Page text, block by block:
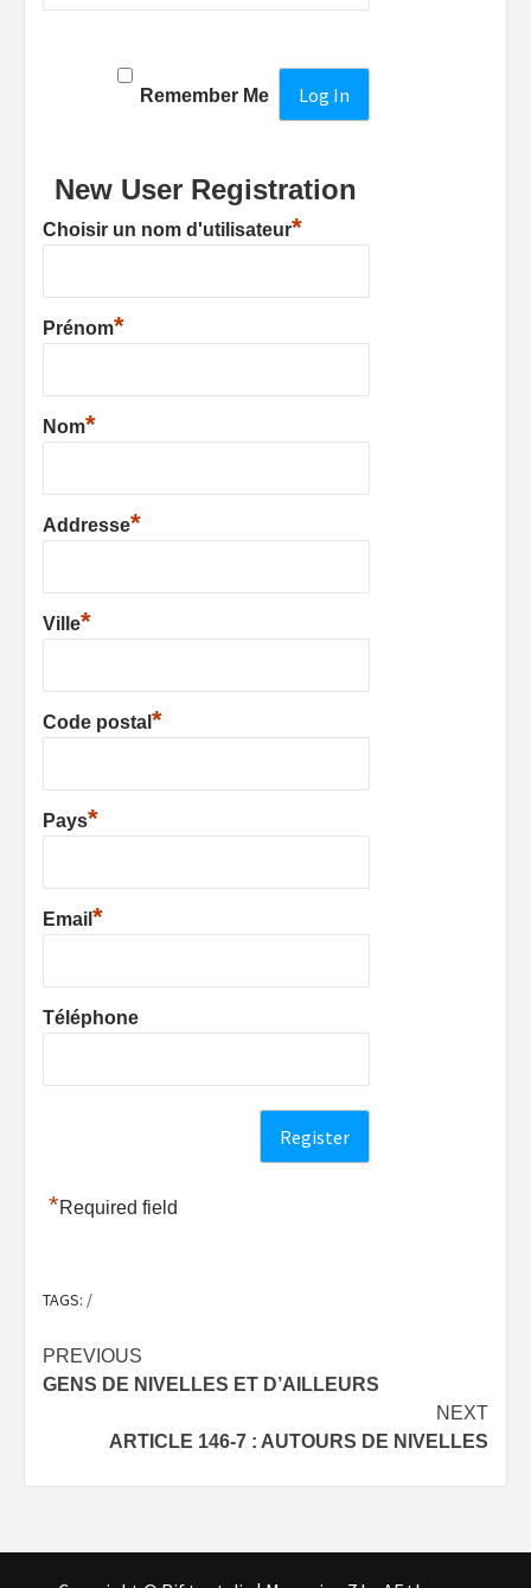
Remember Me
New User Registration
Choisir un nom d'utilisateur*
Prénom*
Nom*
Addresse*
Ville*
Code postal *
Pays*
Email *
Téléphone
*Required field
TAGS: /
Post
navigation
PREVIOUS
GENS DE NIVELLES ET D’AILLEURS
NEXT
ARTICLE 146-7 : AUTOURS DE NIVELLES